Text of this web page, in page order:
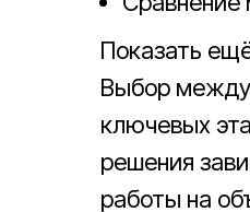
Показать
Выбор
ключевых
решения
работы на